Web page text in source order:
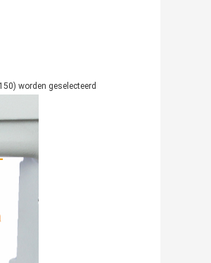
worden geselecteerd